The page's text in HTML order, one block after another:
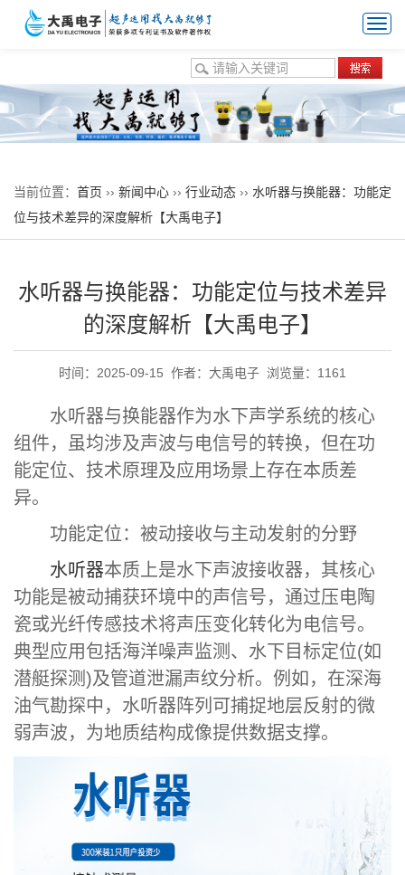
热门关键词： 超声波换能器 水声换能器
液体流量
计换能器
气体流量计换能器 防腐型换能器
当前位置： 首页 ›› 新闻中心 ›› 行业动态 ›› 水听器与换能器：功能定
位与技术差异的深度解析【大禹电子】
水听器与换能器：功能定位与技术差异
的深度解析【大禹电子】
时间：2025-09-15 作者：大禹电子 浏览量：1161
水听器与换能器作为水下声学系统的核心
组件，虽均涉及声波与电信号的转换，但在功
能定位、技术原理及应用场景上存在本质差
异。
功能定位：被动接收与主动发射的分野
水听器本质上是水下声波接收器，其核心
功能是被动捕获环境中的声信号，通过压电陶
瓷或光纤传感技术将声压变化转化为电信号。
典型应用包括海洋噪声监测、水下目标定位(如
潜艇探测)及管道泄漏声纹分析。例如，在深海
油气勘探中，水听器阵列可捕捉地层反射的微
弱声波，为地质结构成像提供数据支撑。